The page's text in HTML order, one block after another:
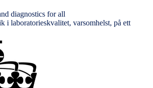
diagnostics for all
i laboratorieskvalitet, varsomhelst, på ett